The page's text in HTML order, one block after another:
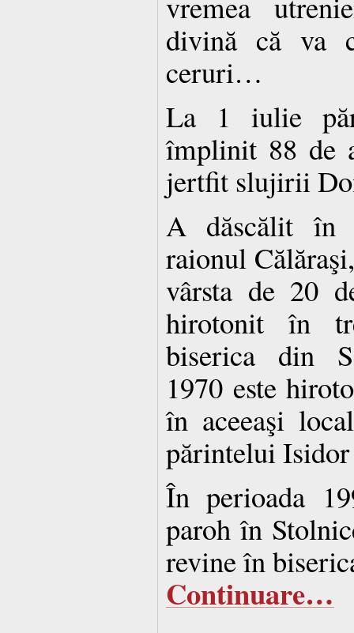
divină că va
ceruri…
La 1 iulie
împlinit 88 de
jertfit slujirii
A dăscălit în
raionul
vârsta de 20
hirotonit în
biserica din
1970 este
în aceeaşi
părintelui Isidor
În perioada
paroh în
revine în
Continuare…